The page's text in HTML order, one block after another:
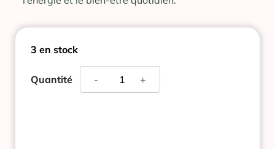
3 en stock
Quantité +
quantité
-